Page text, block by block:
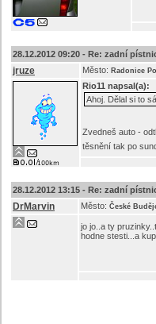
28.12.2012 09:20 - Re: zadní
jruze Město: Radonice
Rio11 napsal(a):
Ahoj. Dělal si to
Zvedneš auto -
těsnění tak po
28.12.2012 13:15 - Re: zadní
DrMarvin Město: České
jo jo..a ty
hodne stesti...a